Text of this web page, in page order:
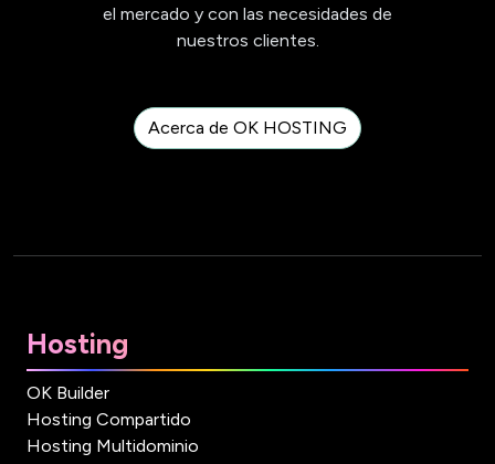
el mercado y con las necesidades de
nuestros clientes.
Acerca de OK HOSTING
Hosting
OK Builder
Hosting Compartido
Hosting Multidominio